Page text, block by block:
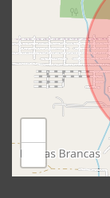
valorização,
destaca
Se você busca
ritmo do seu dia
cada m²... este é